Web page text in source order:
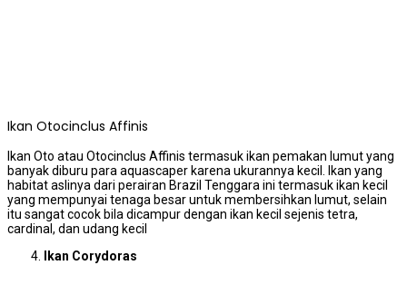
Ikan Otocinclus Affinis
Ikan Oto atau Otocinclus Affinis termasuk ikan pemakan lumut yang
banyak diburu para aquascaper karena ukurannya kecil. Ikan yang
habitat aslinya dari perairan Brazil Tenggara ini termasuk ikan kecil
yang mempunyai tenaga besar untuk membersihkan lumut, selain
itu sangat cocok bila dicampur dengan ikan kecil sejenis tetra,
cardinal, dan udang kecil
Ikan Corydoras